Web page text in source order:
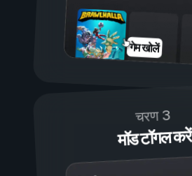
गेम खोलें
चरण 3
मॉड टॉगल करें